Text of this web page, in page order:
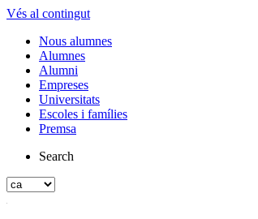
Vés al contingut
Nous alumnes
Alumnes
Alumni
Empreses
Universitats
Escoles i famílies
Premsa
Search